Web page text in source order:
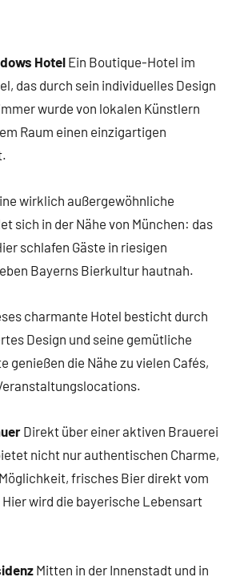
HotelEin Boutique-Hotel im
das durch sein individuelles Design
wurde von lokalen Künstlern
Raum einen einzigartigen
wirklich außergewöhnliche
sich in der Nähe von München: das
schlafen Gäste in riesigen
Bayerns Bierkultur hautnah.
charmante Hotel besticht durch
Design und seine gemütliche
genießen die Nähe zu vielen Cafés,
Direkt über einer aktiven Brauerei
nicht nur authentischen Charme,
frisches Bier direkt vom
wird die bayerische Lebensart
Mitten in der Innenstadt und in